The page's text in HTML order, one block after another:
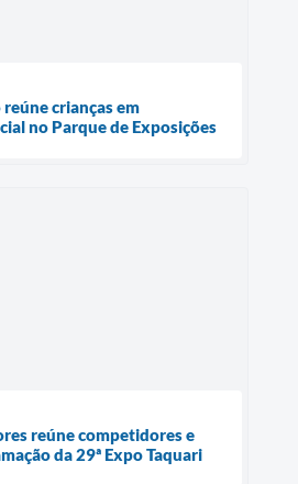
crianças em
no Parque de Exposições
reúne competidores e
da 29ª Expo Taquari